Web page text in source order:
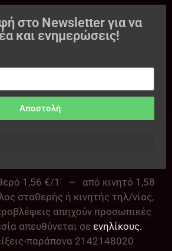
στο Newsletter για να
και ενημερώσεις!
Αποστολή
1,56 €/1′ – από κινητό 1,58
σταθερής ή κινητής τηλ/νίας,
απηχούν προσωπικές
απευθύνεται σε ενηλίκους.
παράπονα 2142148020